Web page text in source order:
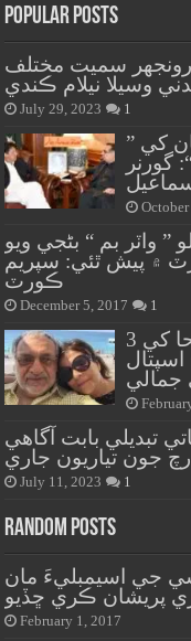
Popular Posts
تي ڪارونجهر سميت مختلف
وسيلا نيلام ڪندي
July 29, 2023 1
” فرزند ڪراچي لياقت علي خان کي
گورنر
October
” واٽر بم “ بڻجي ويو
۾ پيش ٿئي: سپريم
ڪورٽ
December 5, 2017 1
هزار خان بجاراڻي کي هڪ ۽ فريحا کي 3
موسمياتي تبديلي بابت آگاهي
جون تياريون جاري
July 11, 2023 1
Random Posts
جي اسيمبليءَ مان
پريشان ڪري ڇڏيو
February 1, 2017